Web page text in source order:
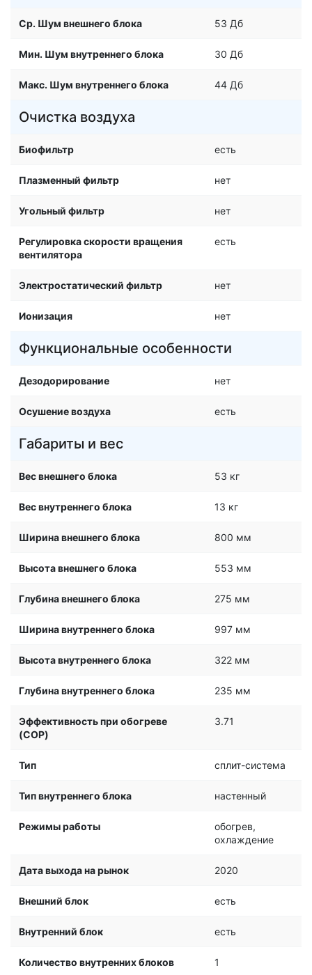
Ср. Шум внешнего блока 53 Дб
Мин. Шум внутреннего блока 30 Дб
Макс. Шум внутреннего блока 44 Дб
Очистка воздуха
Биофильтр есть
Плазменный фильтр нет
Угольный фильтр нет
Регулировка скорости вращения
вентилятора
есть
Электростатический фильтр нет
Ионизация нет
Функциональные особенности
Дезодорирование нет
Осушение воздуха есть
Габариты и вес
Вес внешнего блока 53 кг
Вес внутреннего блока 13 кг
Ширина внешнего блока 800 мм
Высота внешнего блока 553 мм
Глубина внешнего блока 275 мм
Ширина внутреннего блока 997 мм
Высота внутреннего блока 322 мм
Глубина внутреннего блока 235 мм
Эффективность при обогреве
(COP)
3.71
Тип сплит-система
Тип внутреннего блока настенный
Режимы работы
обогрев,
охлаждение
Дата выхода на рынок 2020
Внешний блок есть
Внутренний блок есть
Количество внутренних блоков 1